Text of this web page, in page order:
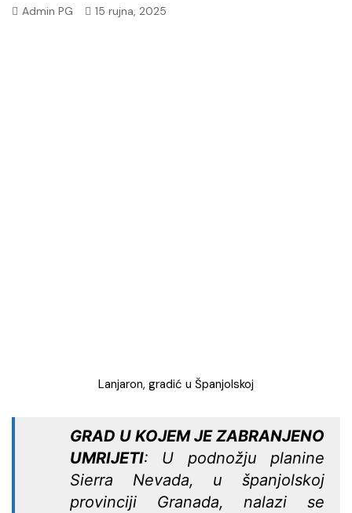
Admin PG 15 rujna, 2025
Lanjaron, gradić u Španjolskoj
GRAD U KOJEM JE ZABRANJENO
UMRIJETI: U podnožju planine
Sierra Nevada, u španjolskoj
provinciji Granada, nalazi se